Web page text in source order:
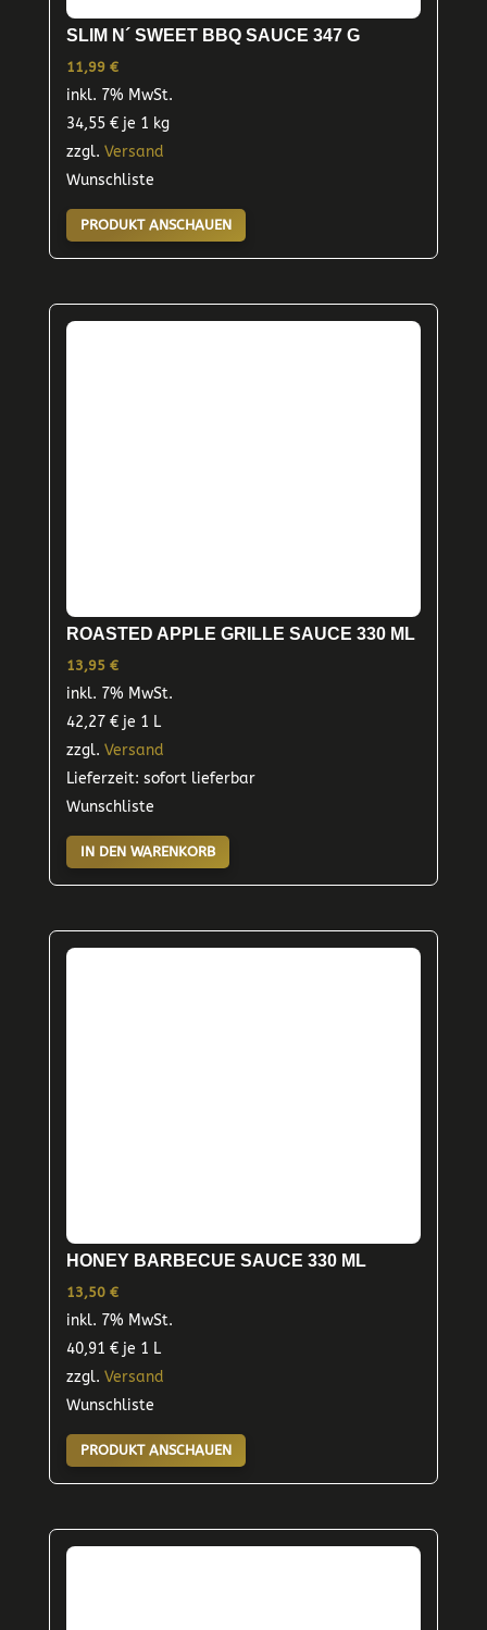
SLIM N´ SWEET BBQ SAUCE 347 G
11,99 €
inkl. 7% MwSt.
34,55 €je 1 kg
zzgl. Versand
Wunschliste
PRODUKT ANSCHAUEN
ROASTED APPLE GRILLE SAUCE 330 ML
13,95 €
inkl. 7% MwSt.
42,27 €je 1 L
zzgl. Versand
Lieferzeit: sofort lieferbar
Wunschliste
IN DEN WARENKORB
HONEY BARBECUE SAUCE 330 ML
13,50 €
inkl. 7% MwSt.
40,91 €je 1 L
zzgl. Versand
Wunschliste
PRODUKT ANSCHAUEN